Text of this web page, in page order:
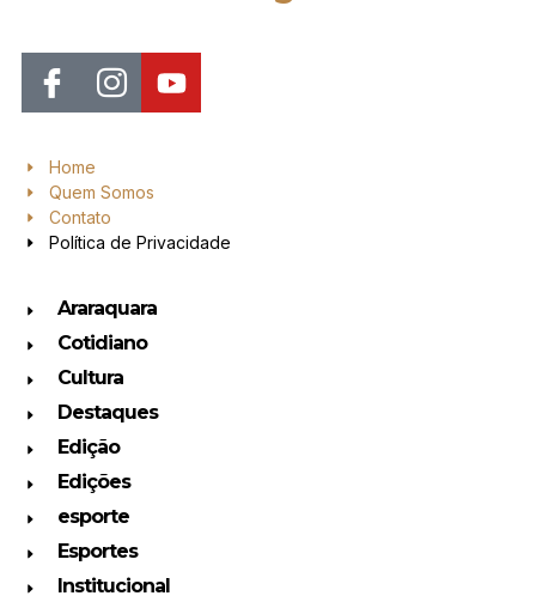
Home
Quem Somos
Contato
Política de Privacidade
Araraquara
Cotidiano
Cultura
Destaques
Edição
Edições
esporte
Esportes
Institucional